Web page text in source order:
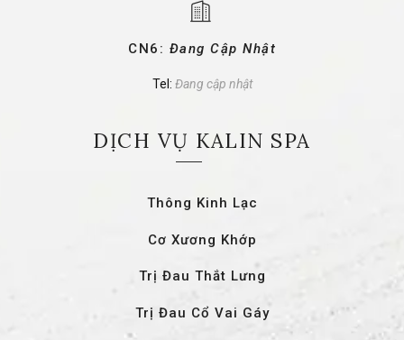
CN6: Đang Cập Nhật
Tel: Đang cập nhật
DỊCH VỤ KALIN SPA
Thông Kinh Lạc
Cơ Xương Khớp
Trị Đau Thắt Lưng
Trị Đau Cổ Vai Gáy